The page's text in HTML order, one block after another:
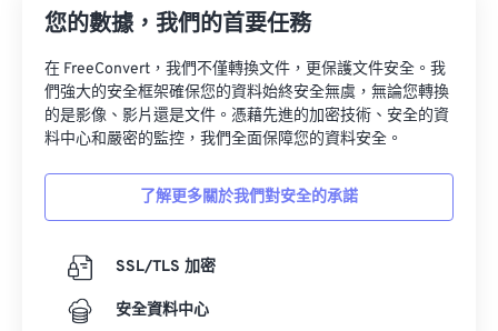
您的數據，我們的首要任務
在 FreeConvert，我們不僅轉換文件，更保護文件安全。我
們強大的安全框架確保您的資料始終安全無虞，無論您轉換
的是影像、影片還是文件。憑藉先進的加密技術、安全的資
料中心和嚴密的監控，我們全面保障您的資料安全。
了解更多關於我們對安全的承諾
SSL/TLS 加密
安全資料中心